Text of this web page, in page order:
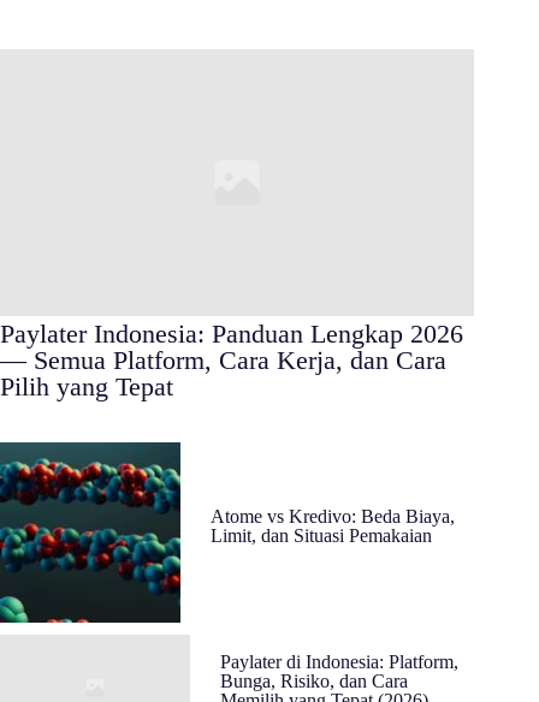
Paylater Indonesia: Panduan Lengkap 2026
— Semua Platform, Cara Kerja, dan Cara
Pilih yang Tepat
Atome vs Kredivo: Beda Biaya,
Limit, dan Situasi Pemakaian
Paylater di Indonesia: Platform,
Bunga, Risiko, dan Cara